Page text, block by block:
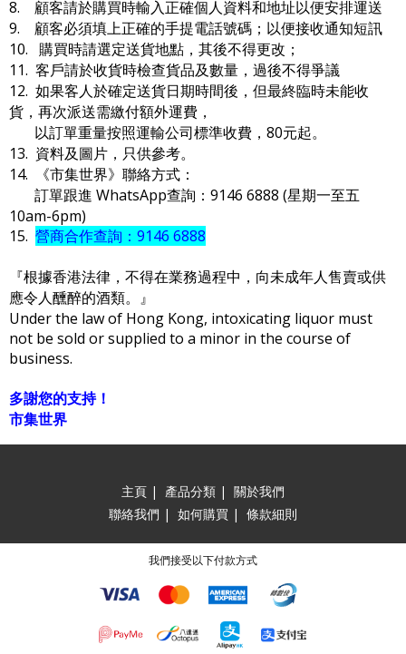
8. 顧客請於購買時輸入正確個人資料和地址以便安排運送
9. 顧客必須填上正確的手提電話號碼；以便接收通知短訊
10. 購買時請選定送貨地點，其後不得更改；
11. 客戶請於收貨時檢查貨品及數量，過後不得爭議
12. 如果客人於確定送貨日期時間後，但最終臨時未能收
貨，再次派送需繳付額外運費，
以訂單重量按照運輸公司標準收費，80元起。
13. 資料及圖片，只供參考。
14. 《市集世界》聯絡方式：
訂單跟進 WhatsApp查詢：9146 6888 (星期一至五
10am-6pm)
15. 營商合作查詢：9146 6888
『根據香港法律，不得在業務過程中，向未成年人售賣或供
應令人醺醉的酒類。』
Under the law of Hong Kong, intoxicating liquor must
not be sold or supplied to a minor in the course of
business.
多謝您的支持！
市集世界
主頁 | 產品分類 | 關於我們
聯絡我們 | 如何購買 | 條款細則
我們接受以下付款方式